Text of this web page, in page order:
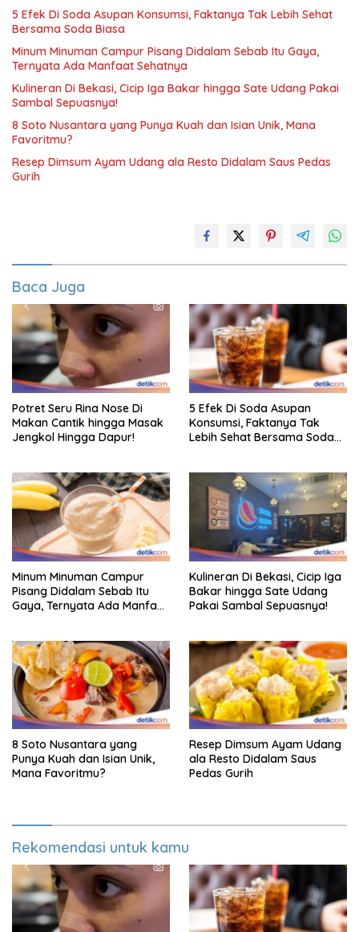
5 Efek Di Soda Asupan Konsumsi, Faktanya Tak Lebih Sehat
Bersama Soda Biasa
Minum Minuman Campur Pisang Didalam Sebab Itu Gaya,
Ternyata Ada Manfaat Sehatnya
Kulineran Di Bekasi, Cicip Iga Bakar hingga Sate Udang Pakai
Sambal Sepuasnya!
8 Soto Nusantara yang Punya Kuah dan Isian Unik, Mana
Favoritmu?
Resep Dimsum Ayam Udang ala Resto Didalam Saus Pedas
Gurih
Baca Juga
Potret Seru Rina Nose Di
Makan Cantik hingga Masak
Jengkol Hingga Dapur!
5 Efek Di Soda Asupan
Konsumsi, Faktanya Tak
Lebih Sehat Bersama Soda
Minum Minuman Campur
Pisang Didalam Sebab Itu
Gaya, Ternyata Ada Manfaat
Kulineran Di Bekasi, Cicip Iga
Bakar hingga Sate Udang
Pakai Sambal Sepuasnya!
8 Soto Nusantara yang
Punya Kuah dan Isian Unik,
Mana Favoritmu?
Resep Dimsum Ayam Udang
ala Resto Didalam Saus
Pedas Gurih
Rekomendasi untuk kamu